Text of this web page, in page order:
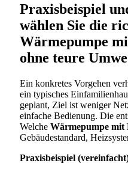
Praxisbeispiel
wählen Sie die
Wärmepumpe
ohne teure
Ein konkretes Vorgehen
ein typisches
geplant, Ziel ist weniger
einfache Bedienung. Die
Welche Wärmepumpe mit
Gebäudestandard,
Praxisbeispiel